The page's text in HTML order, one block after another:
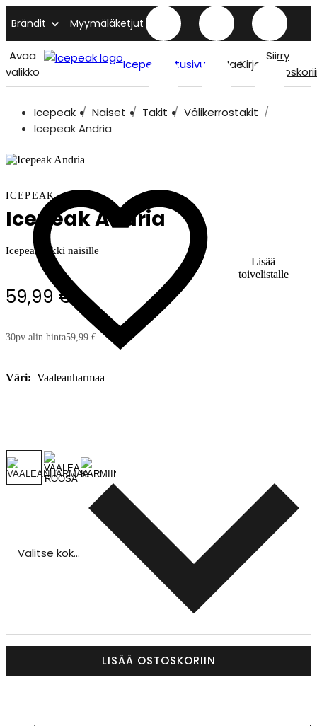
Brändit Myymäläketjut
Avaa
valikko
Icepeak etusivu HaeKirjaudu
Siirry
Icepeak Naiset Takit
Välikerrostakit
Icepeak Andria
Lisää
toivelistalle
ICEPEAK
Icepeak Andria
Icepeak takki naisille
59,99 €
30pv alin hinta59,99 €
Väri: Vaaleanharmaa
Valitse koko
LISÄÄ OSTOSKORIIN